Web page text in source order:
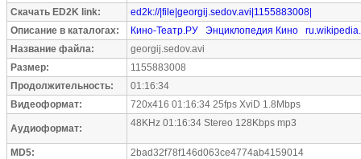
Скачать ED2K link:
ed2k://|file|georgij.sedov.avi|1155883008|
Описание в каталогах:
Кино-Театр.РУ Энциклопедия Кино
Название файла:
georgij.sedov.avi
Размер:
1155883008
Продолжительность:
01:16:34
Видеоформат:
720x416 01:16:34 25fps XviD 1.8Mbps
Аудиоформат: 48KHz 01:16:34 Stereo 128Kbps mp3
MD5:
2bad32f78f146d063ce4774ab4159014